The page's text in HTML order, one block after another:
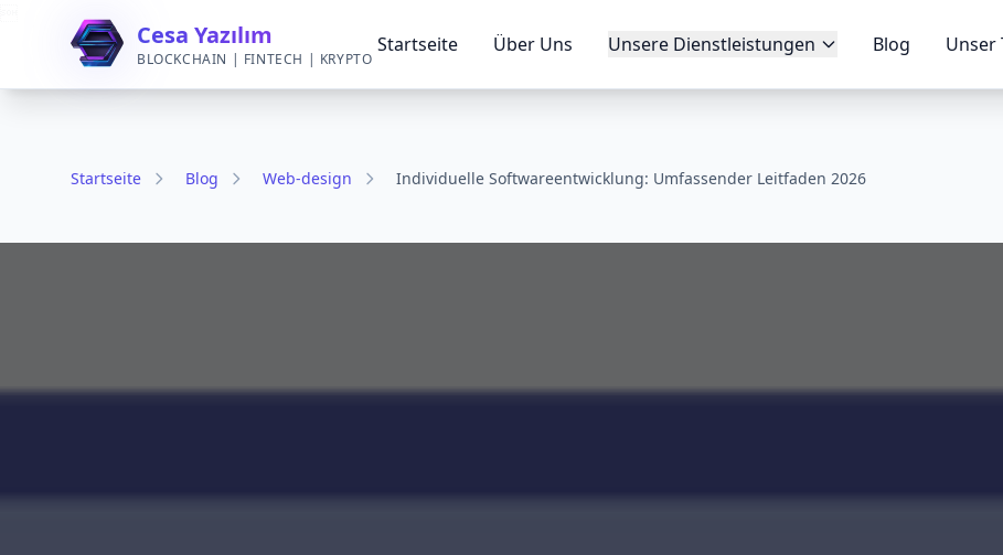
Cesa Yazılım
BLOCKCHAIN | FINTECH | KRYPTO
Startseite Über Uns Unsere Dienstleistungen Blog Unser
Startseite Blog Web-design Individuelle Softwareentwicklung: Umfassender Leitfaden 2026